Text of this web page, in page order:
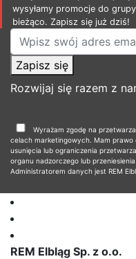
wysyłamy promocje do
bieżąco. Zapisz się już dziś!
Zapisz się
Rozwijaj się razem z
Wyrażam zgodę na
celach marketingowych. Mam prawo
usunięcia lub ograniczenia
organu nadzorczego lub
Administratorem danych jest REM
REM Elbląg Sp. z o.o.